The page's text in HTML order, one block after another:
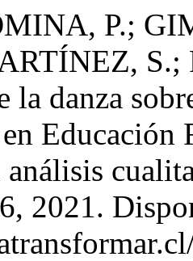
P.;
S.;
la danza
Educación
análisis
2021.